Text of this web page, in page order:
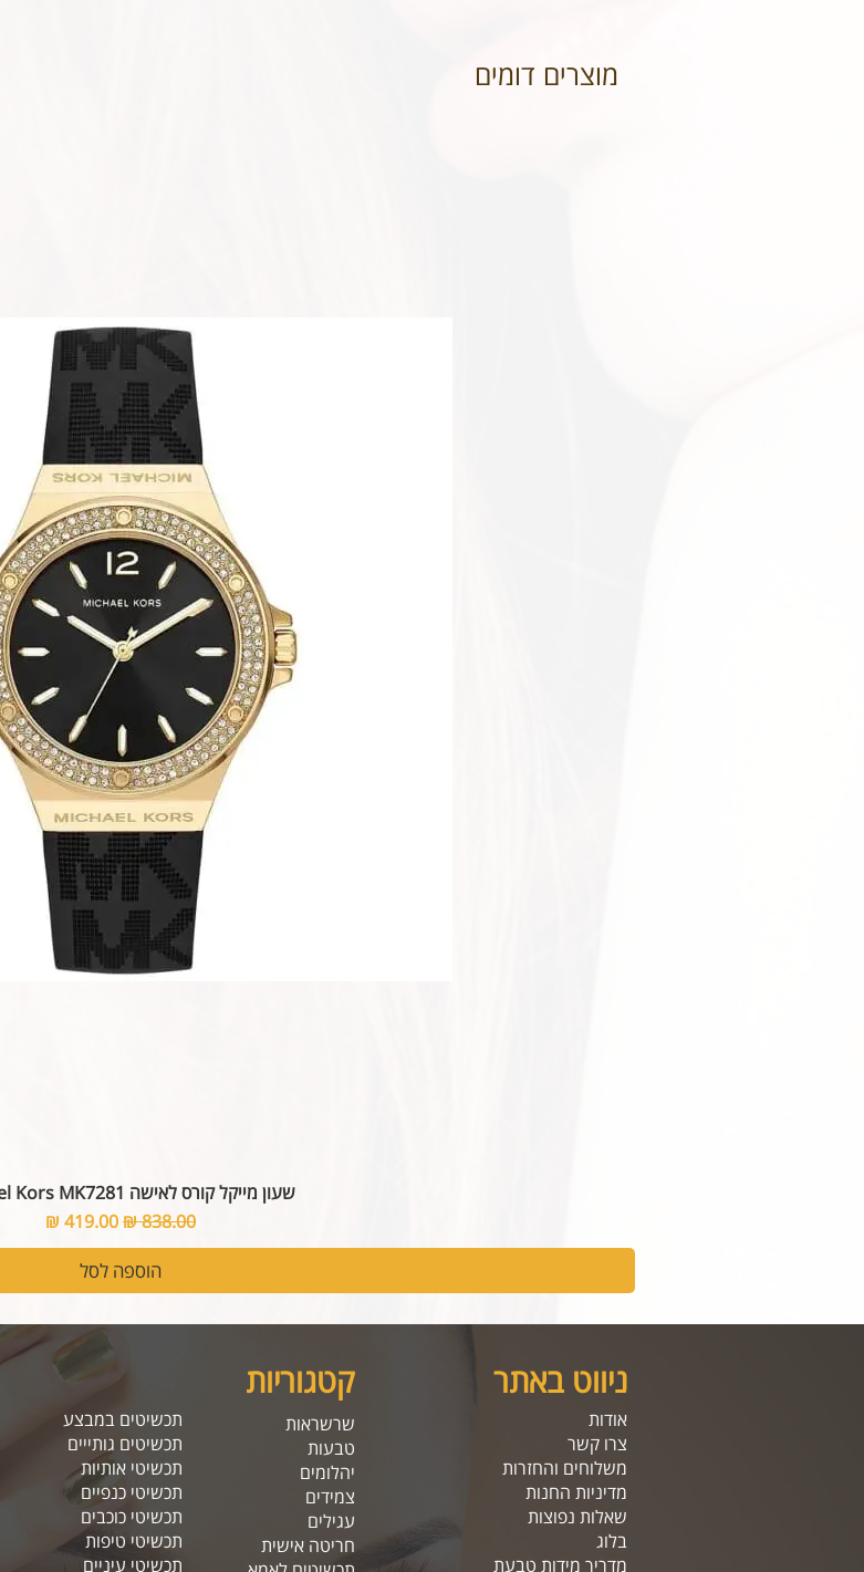
מוצרים דומים
שעון מייקל קורס לאישה Michael Kors MK7281
מחיר רגיל מחיר מבצע
הוספה לסל
קטגוריות ניווט באתר
שרשראות
טבעות
יהלומים
צמידים
עגילים
חריטה אישית
תכשיטים במבצע
תכשיטים גותייים
תכשיטי אותיות
תכשיטי כנפיים
תכשיטי כוכבים
תכשיטי טיפות
תכשיטי עיניים
אודות
צרו קשר
משלוחים והחזרות
מדיניות החנות
שאלות נפוצות
בלוג
מדריך מידות טבעת